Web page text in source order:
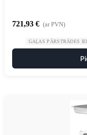
721,93 € (ar PVN)
GAĻAS PĀRSTRĀDES